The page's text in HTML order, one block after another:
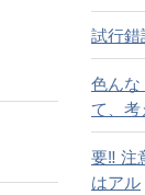
試行錯
色ん
て、考
要‼ 注
はアル